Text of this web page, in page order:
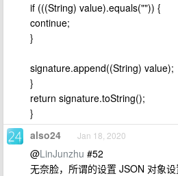
if (((String) value).equals("")) {
continue;
}
signature.append((String) value);
}
return signature.toString();
}
also24 Jan 18, 2020
@LinJunzhu #52
无奈脸，所谓的设置 JSON 对象设